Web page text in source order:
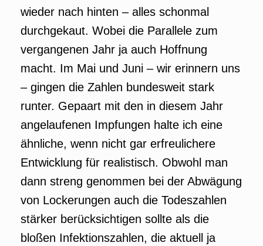
wieder nach hinten – alles schonmal
durchgekaut. Wobei die Parallele zum
vergangenen Jahr ja auch Hoffnung
macht. Im Mai und Juni – wir erinnern uns
– gingen die Zahlen bundesweit stark
runter. Gepaart mit den in diesem Jahr
angelaufenen Impfungen halte ich eine
ähnliche, wenn nicht gar erfreulichere
Entwicklung für realistisch. Obwohl man
dann streng genommen bei der Abwägung
von Lockerungen auch die Todeszahlen
stärker berücksichtigen sollte als die
bloßen Infektionszahlen, die aktuell ja